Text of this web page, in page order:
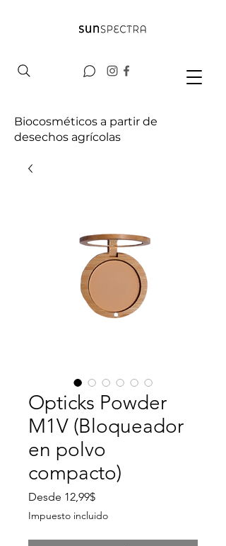
Biocosméticos a partir de
desechos agrícolas
Opticks Powder
M1V (Bloqueador
en polvo
compacto)
Desde 12,99$Precio
de
oferta
Impuesto incluido